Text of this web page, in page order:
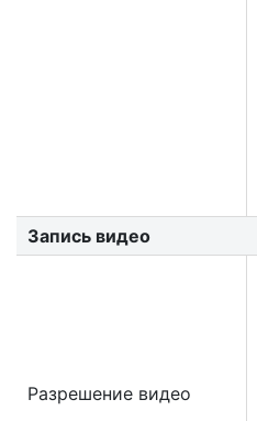
Запись видео
Разрешение видео